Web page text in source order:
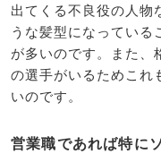
出てくる不良役の人物
うな髪型になっている
が多いのです。また、
の選手がいるためこれ
いのです。
営業職であれば特に